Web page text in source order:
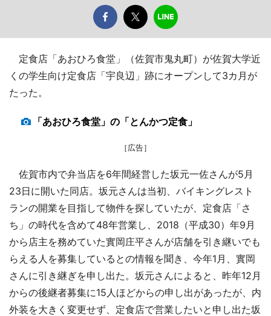
定食店「あおひろ食堂」（佐賀市鬼丸町）が佐賀大学近
くの学生向け定食店「宇良辺」跡にオープンして3カ月が
たった。
「あおひろ食堂」の「とんかつ定食」
［広告］
佐賀市内で弁当店を6年間経営した坂元一佐さんが5月
23日に開いた同店。坂元さんは当初、バイキングレスト
ランの開業を目指して物件を探していたが、定食店「さ
ち」の時代を含めて48年営業し、2018（平成30）年9月
から店主を務めていた實岡庄平さんが店舗を引き継いでも
らえる人を募集しているとの情報を聞き、今年1月、實岡
さんに引き継ぎを申し出た。坂元さんによると、昨年12月
からの後継者募集に15人ほどからの申し出があったが、内
外装を大きく変更せず、定食店で営業したいと申し出た坂